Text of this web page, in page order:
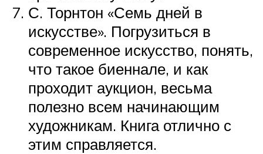
С. Торнтон «Семь дней в
искусстве». Погрузиться в
современное искусство, понять,
что такое биеннале, и как
проходит аукцион, весьма
полезно всем начинающим
художникам. Книга отлично с
этим справляется.